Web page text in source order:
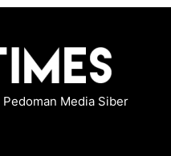
Pedoman Media Siber